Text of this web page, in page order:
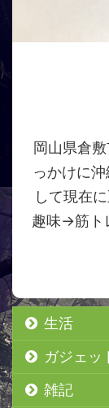
岡山県倉
っかけに
して現在
趣味→筋ト
生活
ガジェッ
雑記